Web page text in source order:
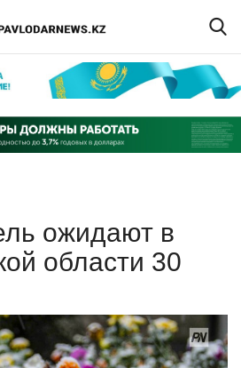
Регистрация
ожидают в
области 30